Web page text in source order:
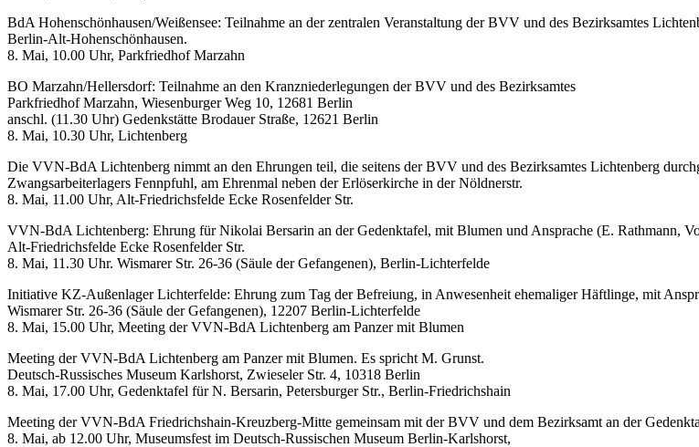
BdA Hohenschönhausen/Weißensee: Teilnahme an der zentralen Veranstaltung der BVV und des Bezirksamtes
Berlin-Alt-Hohenschönhausen.
8. Mai, 10.00 Uhr, Parkfriedhof Marzahn
BO Marzahn/Hellersdorf: Teilnahme an den Kranzniederlegungen der BVV und des Bezirksamtes
Parkfriedhof Marzahn, Wiesenburger Weg 10, 12681 Berlin
anschl. (11.30 Uhr) Gedenkstätte Brodauer Straße, 12621 Berlin
8. Mai, 10.30 Uhr, Lichtenberg
Die VVN-BdA Lichtenberg nimmt an den Ehrungen teil, die seitens der BVV und des Bezirksamtes Lichtenberg
Zwangsarbeiterlagers Fennpfuhl, am Ehrenmal neben der Erlöserkirche in der Nöldnerstr.
8. Mai, 11.00 Uhr, Alt-Friedrichsfelde Ecke Rosenfelder Str.
VVN-BdA Lichtenberg: Ehrung für Nikolai Bersarin an der Gedenktafel, mit Blumen und Ansprache (E. Rathmann,
Alt-Friedrichsfelde Ecke Rosenfelder Str.
8. Mai, 11.30 Uhr. Wismarer Str. 26-36 (Säule der Gefangenen), Berlin-Lichterfelde
Initiative KZ-Außenlager Lichterfelde: Ehrung zum Tag der Befreiung, in Anwesenheit ehemaliger Häftlinge, mit
Wismarer Str. 26-36 (Säule der Gefangenen), 12207 Berlin-Lichterfelde
8. Mai, 15.00 Uhr, Meeting der VVN-BdA Lichtenberg am Panzer mit Blumen
Meeting der VVN-BdA Lichtenberg am Panzer mit Blumen. Es spricht M. Grunst.
Deutsch-Russisches Museum Karlshorst, Zwieseler Str. 4, 10318 Berlin
8. Mai, 17.00 Uhr, Gedenktafel für N. Bersarin, Petersburger Str., Berlin-Friedrichshain
Meeting der VVN-BdA Friedrichshain-Kreuzberg-Mitte gemeinsam mit der BVV und dem Bezirksamt an der
8. Mai, ab 12.00 Uhr, Museumsfest im Deutsch-Russischen Museum Berlin-Karlshorst,